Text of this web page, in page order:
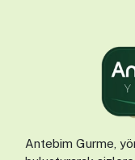
Antebim Gurme,